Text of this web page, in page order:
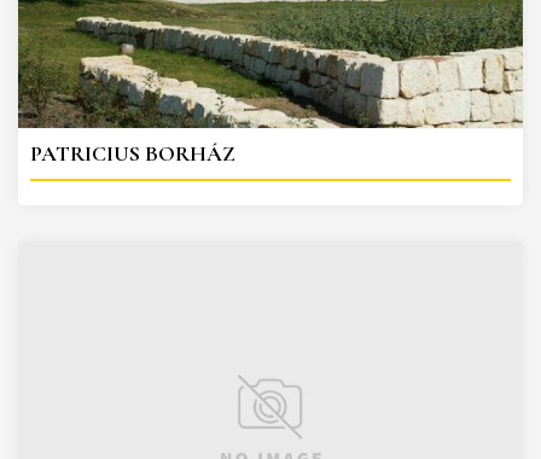
PATRICIUS BORHÁZ